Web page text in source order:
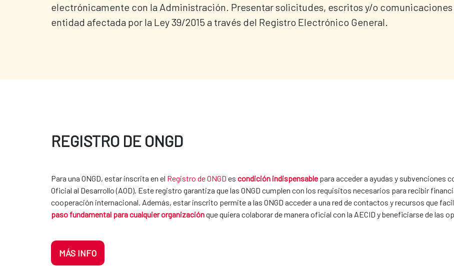
electrónicamente con la Administración. Presentar solicitudes, escritos y/o comunicaciones
entidad afectada por la Ley 39/2015 a través del Registro Electrónico General.
REGISTRO DE ONGD
Para una ONGD, estar inscrita en el Registro de ONGD es condición indispensable para acceder a ayudas y subvenciones
Oficial al Desarrollo (AOD). Este registro garantiza que las ONGD cumplen con los requisitos necesarios para recibir
cooperación internacional. Además, estar inscrito permite a las ONGD acceder a una red de contactos y recursos que
paso fundamental para cualquier organizaciónque quiera colaborar de manera oficial con la AECID y beneficiarse de las
MÁS INFO